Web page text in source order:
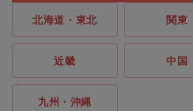
北海道・東北 関東
近畿 中国
九州・沖縄